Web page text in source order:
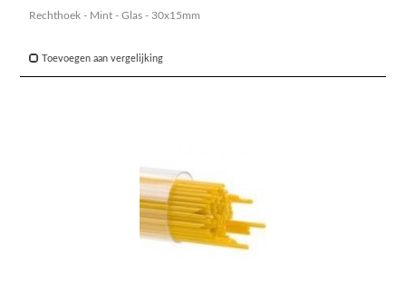
Rechthoek - Mint - Glas - 30x15mm
Toevoegen aan vergelijking